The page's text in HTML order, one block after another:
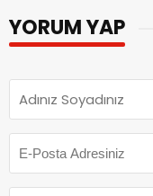
YORUM YAP